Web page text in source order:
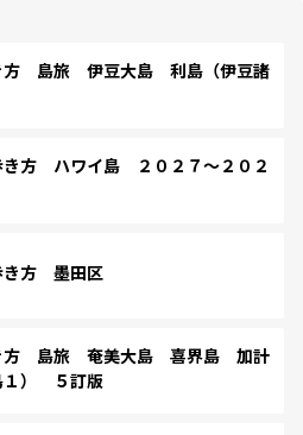
方 島旅 伊豆大島 利島（伊豆諸
方 ハワイ島 ２０２７～２０２
き方 墨田区
方 島旅 奄美大島 喜界島 加計
１） ５訂版